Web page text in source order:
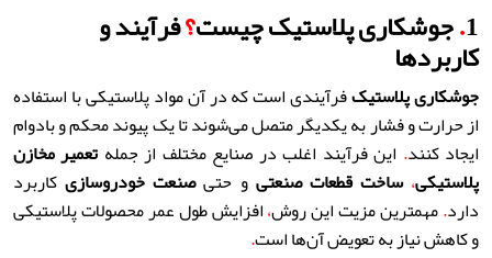
1
.جوشکاری پلاستیک چیست؟فرآیند و
کاربردها
جوشکاری پلاستیکفرآیندی است که در آن مواد پلاستیکی با استفاده
از حرارت و فشار به یکدیگر متصل می‌شوند تا یک پیوند محکم و بادوام
ایجاد کنند. این فرآیند اغلب در صنایع مختلف از جمله تعمیر مخازن
پلاستیکی، ساخت قطعات صنعتی و حتیصنعت خودروسازیکاربرد
دارد.مهمترین مزیت این روش،افزایش طول عمر محصولات پلاستیکی
و کاهش نیاز به تعویض آن‌ها است.